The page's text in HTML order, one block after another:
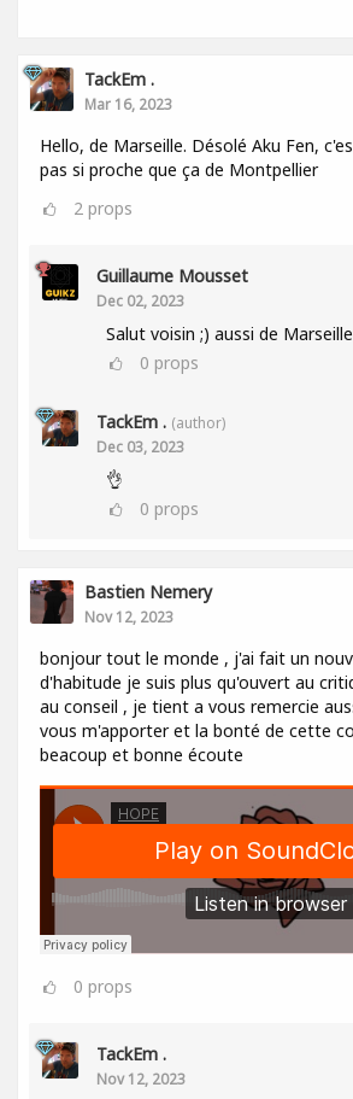
TackEm .
Mar 16, 2023
Hello, de Marseille. Désolé Aku Fen,
pas si proche que ça de Montpellier
2 props
Guillaume Mousset
Dec 02, 2023
Salut voisin ;) aussi de Marseille
0 props
TackEm . (author)
Dec 03, 2023
👌
0 props
Bastien Nemery
Nov 12, 2023
bonjour tout le monde , j'ai fait un
d'habitude je suis plus qu'ouvert au
au conseil , je tient a vous remercie
vous m'apporter et la bonté de cette
beacoup et bonne écoute
0 props
TackEm .
Nov 12, 2023